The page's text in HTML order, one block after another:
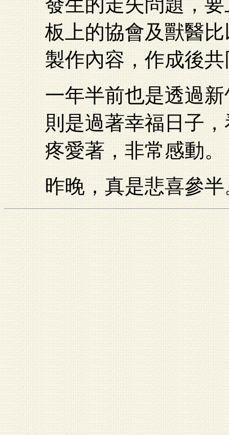
板上的協會及獸醫
製作內容，作成後
一年半前也是透過
則是過著幸福日子
疼愛著，非常感動。
昨晚，真是悲喜參半